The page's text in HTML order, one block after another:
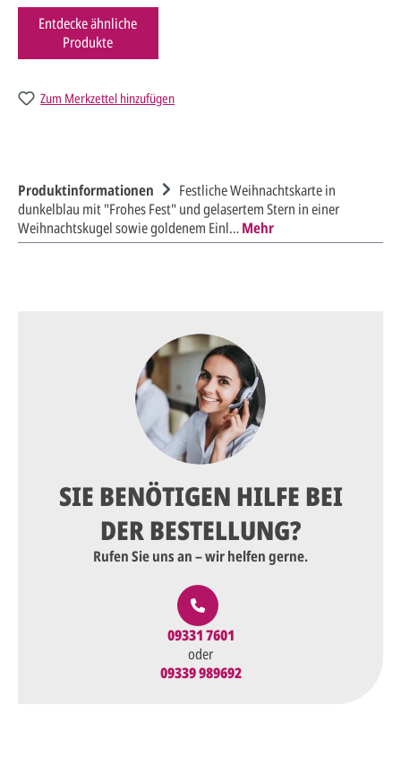
Entdecke ähnliche
Produkte
Zum Merkzettel hinzufügen
Produktinformationen
Festliche Weihnachtskarte in
dunkelblau mit "Frohes Fest" und gelasertem Stern in einer
Weihnachtskugel sowie goldenem Einl…Mehr
SIE BENÖTIGEN HILFE BEI
DER BESTELLUNG?
Rufen Sie uns an – wir helfen gerne.
09331 7601
oder
09339 989692